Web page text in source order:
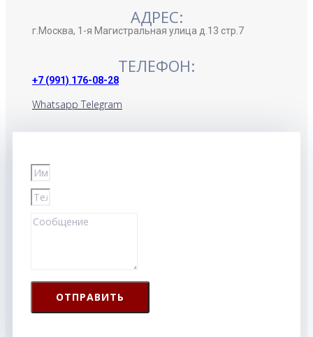
АДРЕС:
г.Москва, 1-я Магистральная улица д.13 стр.7
ТЕЛЕФОН:
+7 (991) 176-08-28
Whatsapp Telegram
ОТПРАВИТЬ